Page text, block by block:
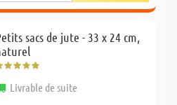
sacs de jute - 33 x 24 cm,
Livrable de suite